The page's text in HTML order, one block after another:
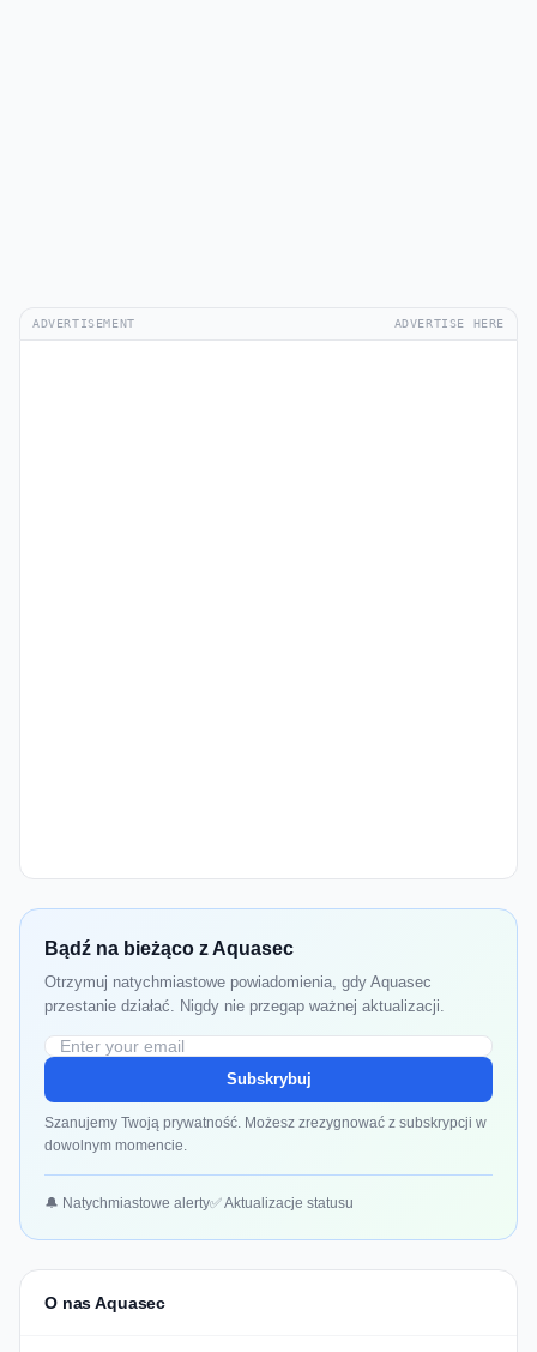
ADVERTISEMENT ADVERTISE HERE
Bądź na bieżąco z Aquasec
Otrzymuj natychmiastowe powiadomienia, gdy Aquasec
przestanie działać. Nigdy nie przegap ważnej aktualizacji.
Subskrybuj
Szanujemy Twoją prywatność. Możesz zrezygnować z subskrypcji w
dowolnym momencie.
🔔 Natychmiastowe alerty✅ Aktualizacje statusu
O nas Aquasec